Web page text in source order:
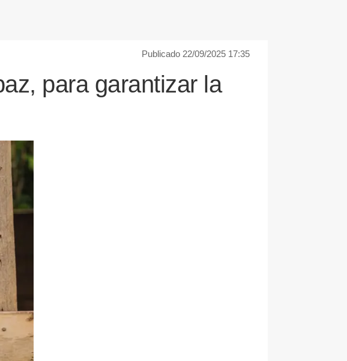
Publicado 22/09/2025 17:35
para garantizar la